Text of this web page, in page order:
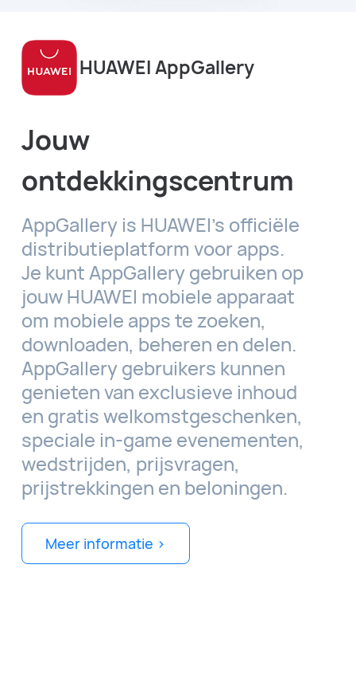
HUAWEI AppGallery
Jouw
ontdekkingscentrum
AppGallery is HUAWEI's officiële
distributieplatform voor apps.
Je kunt AppGallery gebruiken op
jouw HUAWEI mobiele apparaat
om mobiele apps te zoeken,
downloaden, beheren en delen.
AppGallery gebruikers kunnen
genieten van exclusieve inhoud
en gratis welkomstgeschenken,
speciale in-game evenementen,
wedstrijden, prijsvragen,
prijstrekkingen en beloningen.
Meer informatie >